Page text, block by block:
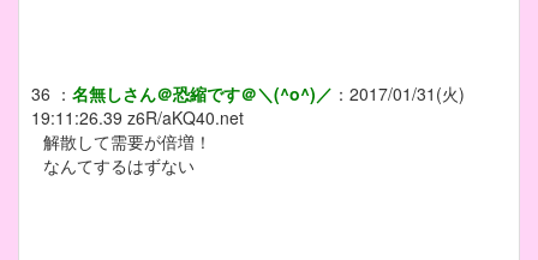
36 ： 名無しさん＠恐縮です＠＼(^o^)／ ： 2017/01/31(火)
19:11:26.39 z6R/aKQ40.net
解散して需要が倍増！
なんてするはずない